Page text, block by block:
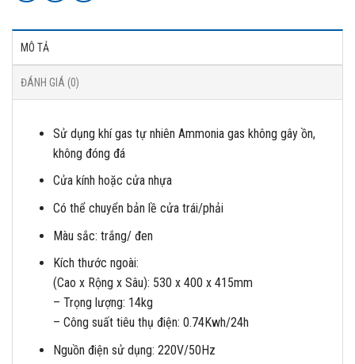
MÔ TẢ
ĐÁNH GIÁ (0)
Sử dụng khí gas tự nhiên Ammonia gas không gây ồn,
không đóng đá
Cửa kính hoặc cửa nhựa
Có thể chuyển bản lề cửa trái/phải
Màu sắc: trắng/ đen
Kích thước ngoài:
(Cao x Rộng x Sâu): 530 x 400 x 415mm
– Trọng lượng: 14kg
– Công suất tiêu thụ điện: 0.74Kwh/24h
Nguồn điện sử dụng: 220V/50Hz